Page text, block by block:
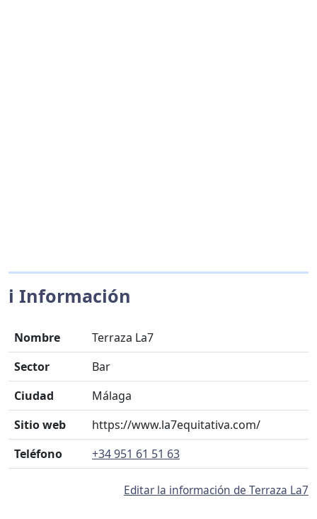
ℹ️ Información
Nombre
Terraza La7
Sector
Bar
Ciudad
Málaga
Sitio web
https://www.la7equitativa.com/
Teléfono
+34 951 61 51 63
Editar la información de Terraza La7